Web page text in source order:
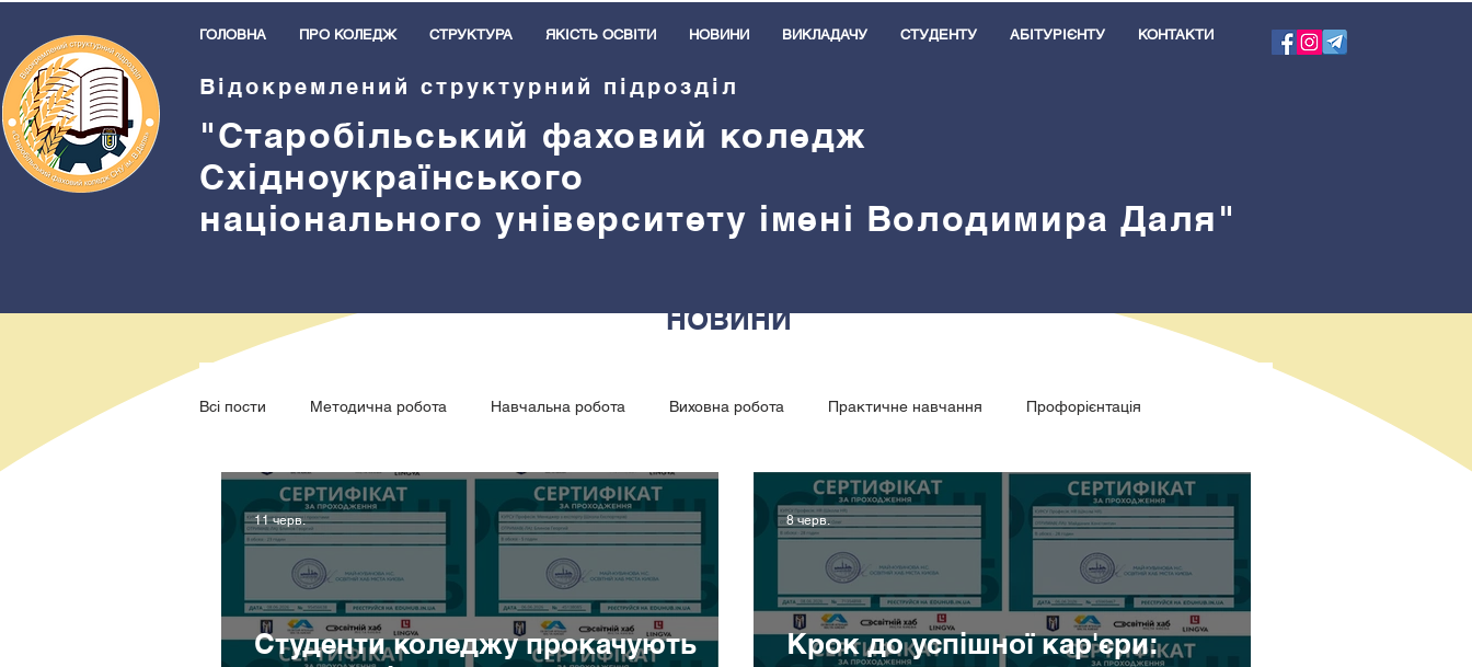
ГОЛОВНА ПРО КОЛЕДЖ СТРУКТУРА ЯКІСТЬ ОСВІТИ НОВИНИ ВИКЛАДАЧУ СТУДЕНТУ АБІТУРІЄНТУ КОНТАКТИ
НОВИНИ
Всі пости Методична робота Навчальна робота Виховна робота Практичне навчання Профорієнтація
Бібліотека Спорт Привітання Подяки Героям слава!
Студентське самоврядування Зовнішня активність
Студенти коледжу прокачують
11 черв.
Крок до успішної кар'єри:
8 черв.
Відокремлений структурний підрозділ
"Старобільський фаховий коледж
Східноукраїнського
національного університету імені Володимира Даля"